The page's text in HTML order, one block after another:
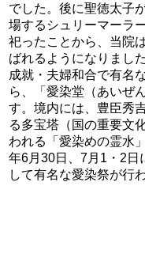
でした。後に聖徳太子
場するシュリーマーラ
祀ったことから、当院
ばれるようになりまし
成就・夫婦和合で有名
ら、「愛染堂（あいぜ
す。境内には、豊臣秀
る多宝塔（国の重要文
われる「愛染めの霊水
年6月30日、7月1・2日
して有名な愛染祭が行